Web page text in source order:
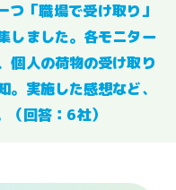
「職場で受け取り」
しました。各モニター
個人の荷物の受け取り
実施した感想など、
（回答：6社）